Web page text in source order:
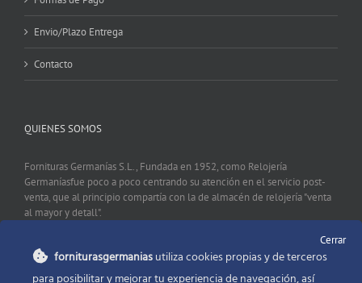
Envio/Plazo Entrega
Contacto
QUIENES SOMOS
Fornituras Germanías S.L., Fundada en 1952, como Relojería
Germaníasfue poco a poco centrando su atención en el servicio post-
venta, que al principio compartía con la de almacén de relojería "venta
al mayor y detall".
CONTACTO
Cerrar
forniturasgermaniasutiliza cookies propias y de terceros